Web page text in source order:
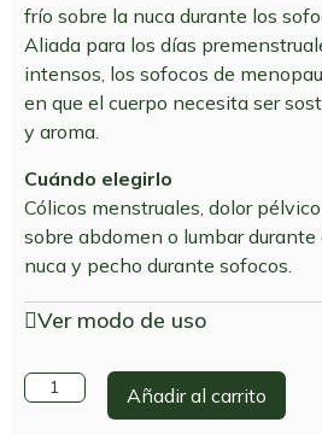
frío sobre la nuca durante los
Aliada para los días
intensos, los sofocos de
en que el cuerpo necesita ser
y aroma.
Cuándo elegirlo
Cólicos menstruales, dolor
sobre abdomen o lumbar
nuca y pecho durante sofocos.
Ver modo de uso
Añadir al carrito